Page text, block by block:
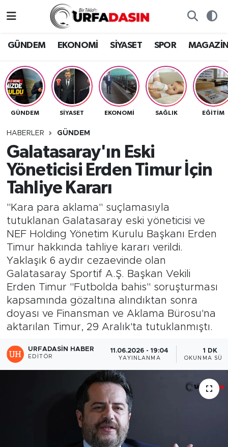
GÜNDEM EKONOMİ SİYASET SPOR
GÜNDEM SİYASET EKONOMİ SAĞLIK EĞITIM
HABERLER GÜNDEM
Galatasaray'ın Eski
Yöneticisi Erden Timur İçin
Tahliye Kararı
"Kara para aklama" suçlamasıyla
tutuklanan Galatasaray eski yöneticisi ve
NEF Holding Yönetim Kurulu Başkanı Erden
Timur hakkında tahliye kararı verildi.
Yaklaşık 6 aydır cezaevinde olan
Galatasaray Sportif A.Ş. Başkan Vekili
Erden Timur "Futbolda bahis" soruşturması
kapsamında gözaltına alındıktan sonra
doyası ve Finansman ve Aklama Bürosu'na
aktarılan Timur, 29 Aralık'ta tutuklanmıştı.
URFADASIN HABER
EDITÖR
11.06.2026 - 19:04
YAYINLANMA
1 DK
OKUNMA
EKONOMİ
SİYASET
SPOR
SAĞLIK
TEKNOLOJİ
OTOMOBİL
Gizlilik ve Güvenlik Politikası
İletişim
Nöbetçi Eczaneler
Hava Durumu
Namaz Vakitleri
Trafik Durumu
Süper Lig Puan Durumu ve Fikstür
Tüm Manşetler
Son Dakika Haberleri
Haber Arşivi